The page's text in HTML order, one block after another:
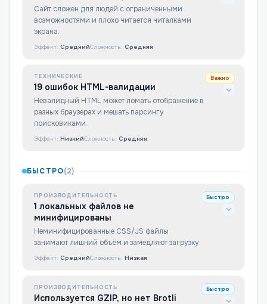
Сайт сложен для людей с ограниченными
возможностями и плохо читается читалками
экрана.
Эффект: СреднийСложность: Средняя
ТЕХНИЧЕСКИЕ
19 ошибок HTML-валидации
Невалидный HTML может ломать отображение в
разных браузерах и мешать парсингу
поисковиками.
Важно
Эффект: НизкийСложность: Средняя
БЫСТРО(2)
ПРОИЗВОДИТЕЛЬНОСТЬ
1 локальных файлов не
минифицированы
Неминифицированные CSS/JS файлы
занимают лишний объём и замедляют загрузку.
Быстро
Эффект: СреднийСложность: Низкая
ПРОИЗВОДИТЕЛЬНОСТЬ
Используется GZIP, но нет Brotli
Быстро